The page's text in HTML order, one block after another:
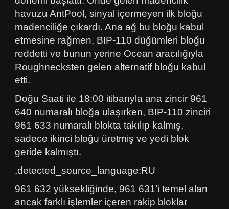
havuzu AntPool, sinyal içermeyen ilk bloğu
madenciliğe çıkardı. Ana ağ bu bloğu kabul
etmesine rağmen, BIP-110 düğümleri bloğu
reddetti ve bunun yerine Ocean aracılığıyla
Roughnecksten gelen alternatif bloğu kabul
etti.
Doğu Saati ile 18:00 itibarıyla ana zincir 961
640 numaralı bloğa ulaşırken, BIP-110 zinciri
961 633 numaralı blokta takılıp kalmış,
sadece ikinci bloğu üretmiş ve yedi blok
geride kalmıştı.
,detected_source_language:RU
961 632 yüksekliğinde, 961 631’i temel alan
ancak farklı işlemler içeren rakip bloklar